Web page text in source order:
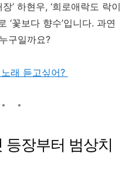
’ 하현우, ‘희로애락도 락이
‘꽃보다 향수’입니다. 과연
누구일까요?
래 듣고싶어?
등장부터 범상치